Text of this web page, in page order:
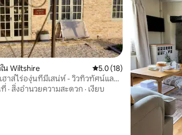
ก 5, 47 รีวิว
ใน Wiltshire คะแนนเฉลี่ย 5.0 จาก 5, 18
5.0 (18)
ฮาส์ไร่องุ่นที่มีเสน่ห์ - วิวทิวทัศน์และ
· สิ่งอำนวยความสะดวก · เงียบ